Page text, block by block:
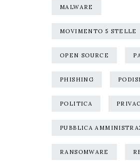
MALWARE
MOVIMENTO 5 STELLE
OPEN SOURCE
PHISHING
POLITICA
PUBBLICA
RANSOMWARE